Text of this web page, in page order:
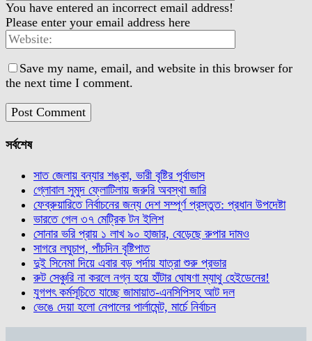
You have entered an incorrect email address!
Please enter your email address here
Save my name, email, and website in this browser for
the next time I comment.
সর্বশেষ
সাত জেলায় বন্যার শঙ্কা, ভারী বৃষ্টির পূর্বাভাস
গ্লোবাল সুমুদ ফ্লোটিলায় জরুরি অবস্থা জারি
ফেব্রুয়ারিতে নির্বাচনের জন্য দেশ সম্পূর্ণ প্রস্তুত: প্রধান উপদেষ্টা
ভারতে গেল ৩৭ মেট্রিক টন ইলিশ
সোনার ভরি প্রায় ১ লাখ ৯০ হাজার, বেড়েছে রুপার দামও
সাগরে লঘুচাপ, পাঁচদিন বৃষ্টিপাত
দুই সিনেমা দিয়ে এবার বড় পর্দায় যাত্রা শুরু প্রভার
রুট সেঞ্চুরি না করলে নগ্ন হয়ে হাঁটার ঘোষণা ম্যাথু হেইডেনের!
যুগপৎ কর্মসূচিতে যাচ্ছে জামায়াত-এনসিপিসহ আট দল
ভেঙে দেয়া হলো নেপালের পার্লামেন্ট, মার্চে নির্বাচন